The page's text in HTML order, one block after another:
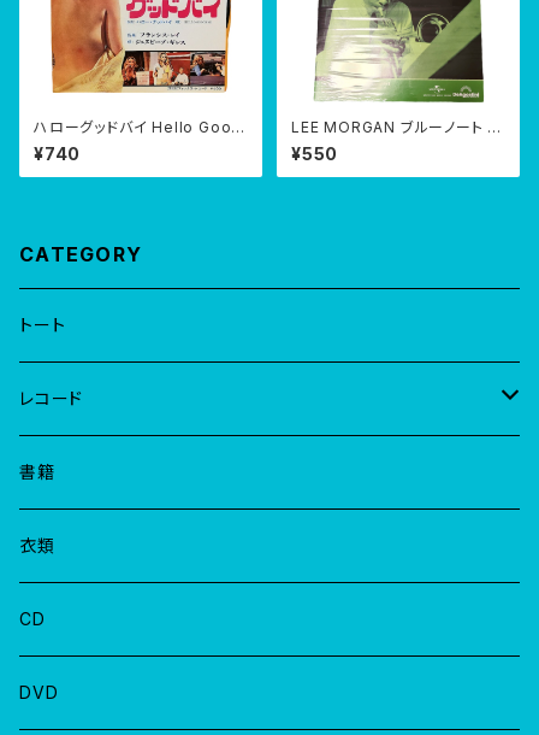
ハローグッドバイ Hello Good
by 7" EP
¥740
LEE MORGAN ブルーノート ベ
スト ジャズコレクション 高音質
版7号 CD
¥550
CATEGORY
トート
レコード
EP
LP
書籍
衣類
CD
DVD